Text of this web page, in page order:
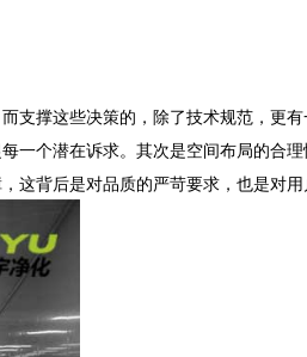
支撑这些决策的，除了技术规范，更
个潜在诉求。其次是空间布局的合
背后是对品质的严苛要求，也是对用